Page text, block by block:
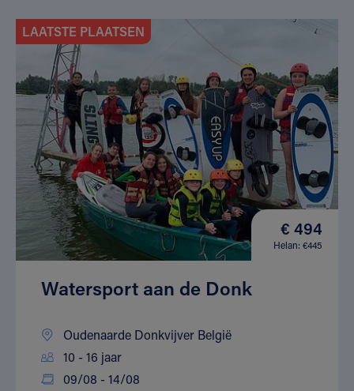
LAATSTE PLAATSEN
€ 494
Helan: €445
Watersport aan de Donk
Oudenaarde Donkvijver België
10 - 16 jaar
09/08 - 14/08